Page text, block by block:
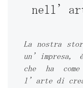
La nostra
che ha
l’arte di